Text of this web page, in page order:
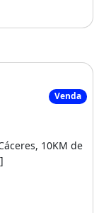
Venda
10KM de